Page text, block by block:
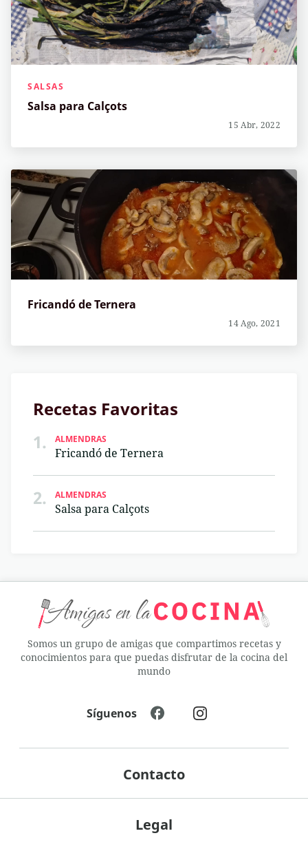
SALSAS
Salsa para Calçots
15 Abr, 2022
Fricandó de Ternera
14 Ago, 2021
Recetas Favoritas
1.
ALMENDRAS
Fricandó de Ternera
2. ALMENDRAS
Salsa para Calçots
Somos un grupo de amigas que compartimos recetas y
conocimientos para que puedas disfrutar de la cocina del
mundo
Legal
Contacto
Síguenos